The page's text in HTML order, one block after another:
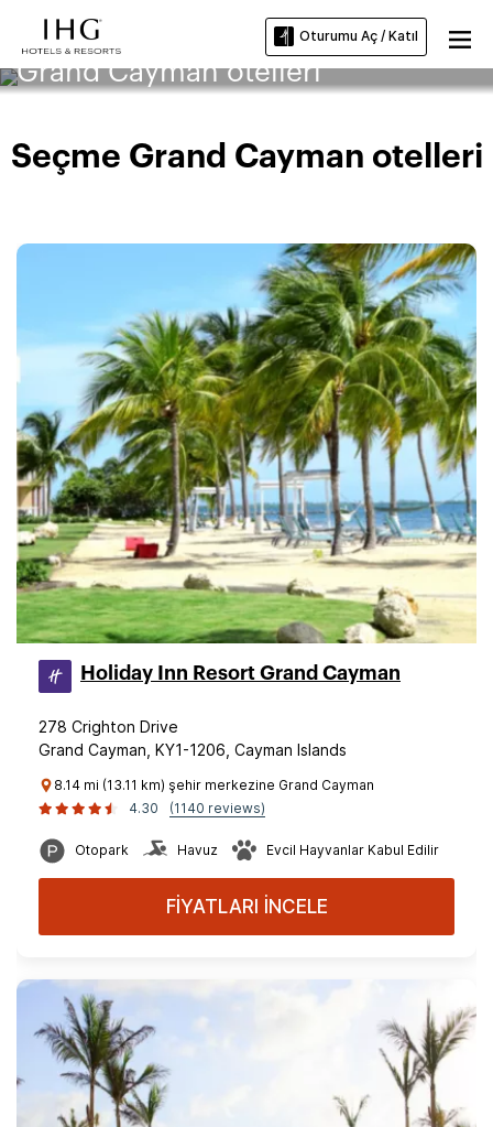
Oturumu Aç / Katıl
Grand Cayman otelleri
Seçme Grand Cayman otelleri
Holiday Inn Resort Grand Cayman
278 Crighton Drive
Grand Cayman, KY1-1206, Cayman Islands
8.14 mi (13.11 km) şehir merkezine Grand Cayman
4.30
(1140 reviews)
Otopark Havuz Evcil Hayvanlar Kabul Edilir
FİYATLARI İNCELE